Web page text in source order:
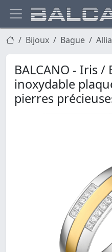
Bijoux Bague
BALCANO - Iris /
inoxydable
pierres